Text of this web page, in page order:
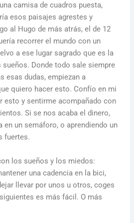
camisa de cuadros puesta,
esos paisajes agrestes y
al Hugo de más atrás, el de 12
recorrer el mundo con un
a ese lugar sagrado que es la
sueños. Donde todo sale siempre
esas dudas, empiezan a
quiero hacer esto. Confío en mi
esto y sentirme acompañado con
Si se nos acaba el dinero,
en un semáforo, o aprendiendo un
fuertes.
los sueños y los miedos:
una cadencia en la bici,
llevar por unos u otros, coges
es más fácil. O más